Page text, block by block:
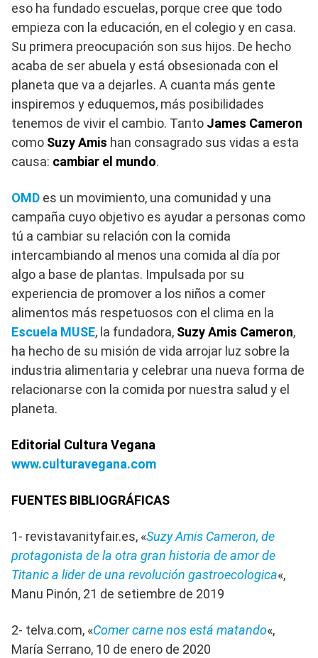
eso ha fundado escuelas, porque cree que todo
empieza con la educación, en el colegio y en casa.
Su primera preocupación son sus hijos. De hecho
acaba de ser abuela y está obsesionada con el
planeta que va a dejarles. A cuanta más gente
inspiremos y eduquemos, más posibilidades
tenemos de vivir el cambio. Tanto James Cameron
como Suzy Amis han consagrado sus vidas a esta
causa: cambiar el mundo.
OMD es un movimiento, una comunidad y una
campaña cuyo objetivo es ayudar a personas como
tú a cambiar su relación con la comida
intercambiando al menos una comida al día por
algo a base de plantas. Impulsada por su
experiencia de promover a los niños a comer
alimentos más respetuosos con el clima en la
Escuela MUSE, la fundadora, Suzy Amis Cameron,
ha hecho de su misión de vida arrojar luz sobre la
industria alimentaria y celebrar una nueva forma de
relacionarse con la comida por nuestra salud y el
planeta.
Editorial Cultura Vegana
www.culturavegana.com
FUENTES BIBLIOGRÁFICAS
1- revistavanityfair.es, «Suzy Amis Cameron, de
protagonista de la otra gran historia de amor de
Titanic a lider de una revolución gastroecologica«,
Manu Pinón, 21 de setiembre de 2019
2- telva.com, «Comer carne nos está matando«,
María Serrano, 10 de enero de 2020